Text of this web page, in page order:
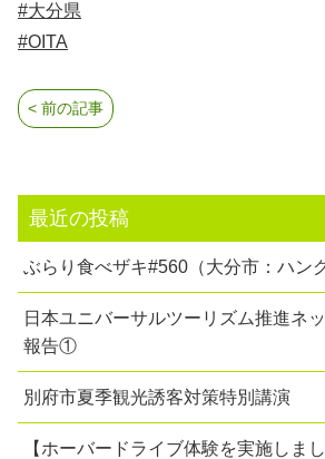
#大分県
#OITA
< 前の記事
最近の投稿
ぶらり食べザキ#560（大分市：ハン
日本ユニバーサルツーリズム推進ネ
報告①
別府市夏季観光誘客対策特別講演
【ホーバードライブ体験を実施しまし